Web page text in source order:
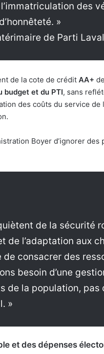
des
»
de Parti
de la cote de crédit AA+
budget et du PTI, sans
des coûts du service
Boyer d’ignorer
de la sécurité
de l’adaptation aux
consacrer des
besoin d’une
de la population, pas
»
et des dépenses